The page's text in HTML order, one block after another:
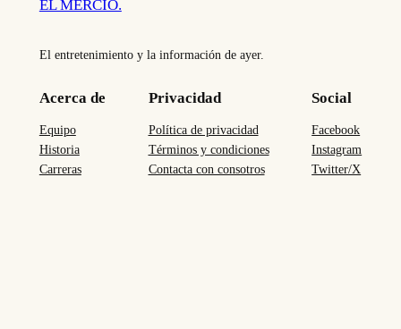
EL MERCIO.
El entretenimiento y la información de ayer.
Acerca de
Equipo
Historia
Carreras
Privacidad
Política de privacidad
Términos y condiciones
Contacta con consotros
Social
Facebook
Instagram
Twitter/X